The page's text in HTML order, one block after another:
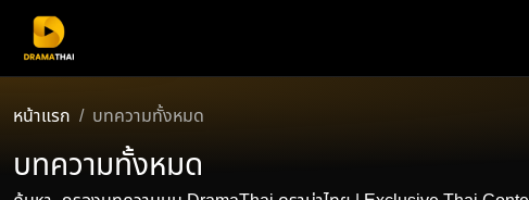
หน้าแรก บทความทั้งหมด
บทความทั้งหมด